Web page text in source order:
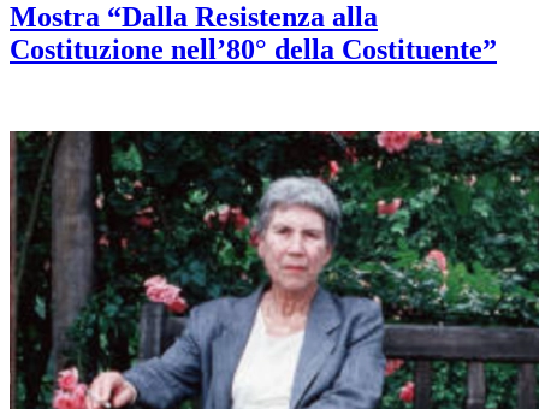
Mostra “Dalla Resistenza alla
Costituzione nell’80° della Costituente”